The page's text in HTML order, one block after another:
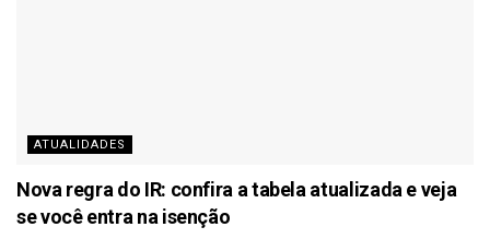
ATUALIDADES
Nova regra do IR: confira a tabela atualizada e veja
se você entra na isenção